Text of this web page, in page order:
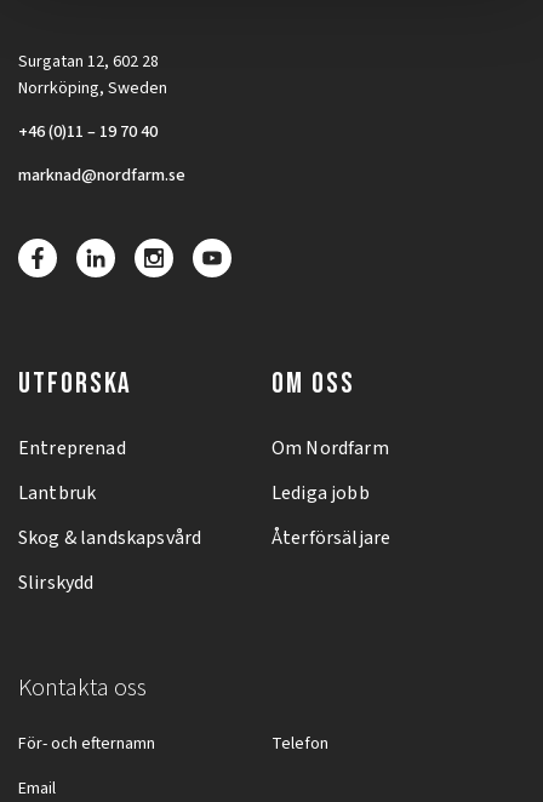
Surgatan 12, 602 28
Norrköping, Sweden
+46 (0)11 – 19 70 40
marknad@nordfarm.se
UTFORSKA
Entreprenad
Lantbruk
Skog & landskapsvård
Slirskydd
OM OSS
Om Nordfarm
Lediga jobb
Återförsäljare
Kontakta oss